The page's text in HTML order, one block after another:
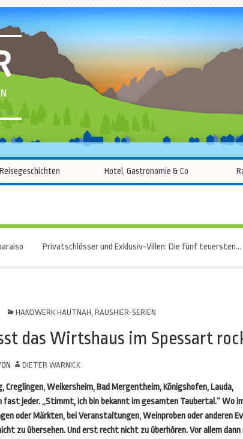
Reisegeschichten Hotel, Gastronomie & Co
Privatschlösser und Exklusiv-Villen: Die fünf teuersten Ferienwohnungen Europas
HANDWERK HAUTNAH, RAUSHIER-SERIEN
das Wirtshaus im Spessart
DIETER WARNICK
Weikersheim, Bad Mergentheim, Königshofen, Lauda,
jeder. „Stimmt, ich bin bekannt im gesamten Taubertal.“ Wo
oder Märkten, bei Veranstaltungen, Weinproben oder anderen
zu übersehen. Und erst recht nicht zu überhören. Vor allem